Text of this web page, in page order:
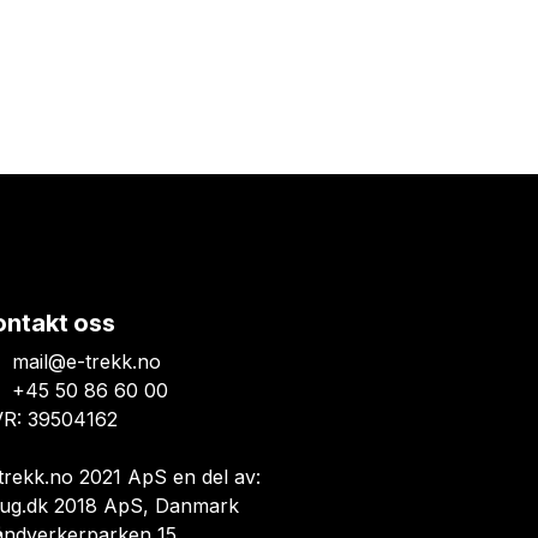
oss
mail@e-trekk.no
+45 50 86 60 00
39504162
2021 ApS en del av:
2018 ApS, Danmark